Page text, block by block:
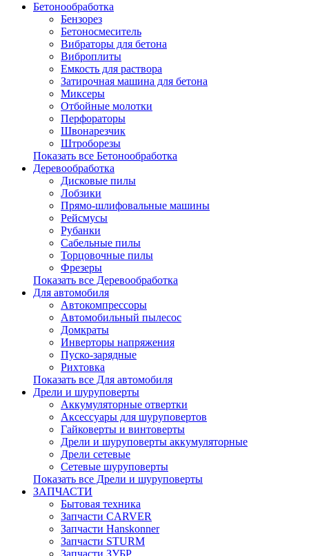
Бетонообработка
Бензорез
Бетоносмеситель
Вибраторы для бетона
Виброплиты
Емкость для раствора
Затирочная машина для бетона
Миксеры
Отбойные молотки
Перфораторы
Швонарезчик
Штроборезы
Показать все Бетонообработка
Деревообработка
Дисковые пилы
Лобзики
Прямо-шлифовальные машины
Рейсмусы
Рубанки
Сабельные пилы
Торцовочные пилы
Фрезеры
Показать все Деревообработка
Для автомобиля
Автокомпрессоры
Автомобильный пылесос
Домкраты
Инверторы напряжения
Пуско-зарядные
Рихтовка
Показать все Для автомобиля
Дрели и шуруповерты
Аккумуляторные отвертки
Аксессуары для шуруповертов
Гайковерты и винтоверты
Дрели и шуруповерты аккумуляторные
Дрели сетевые
Сетевые шуруповерты
Показать все Дрели и шуруповерты
ЗАПЧАСТИ
Бытовая техника
Запчасти CARVER
Запчасти Hanskonner
Запчасти STURM
Запчасти ЗУБР